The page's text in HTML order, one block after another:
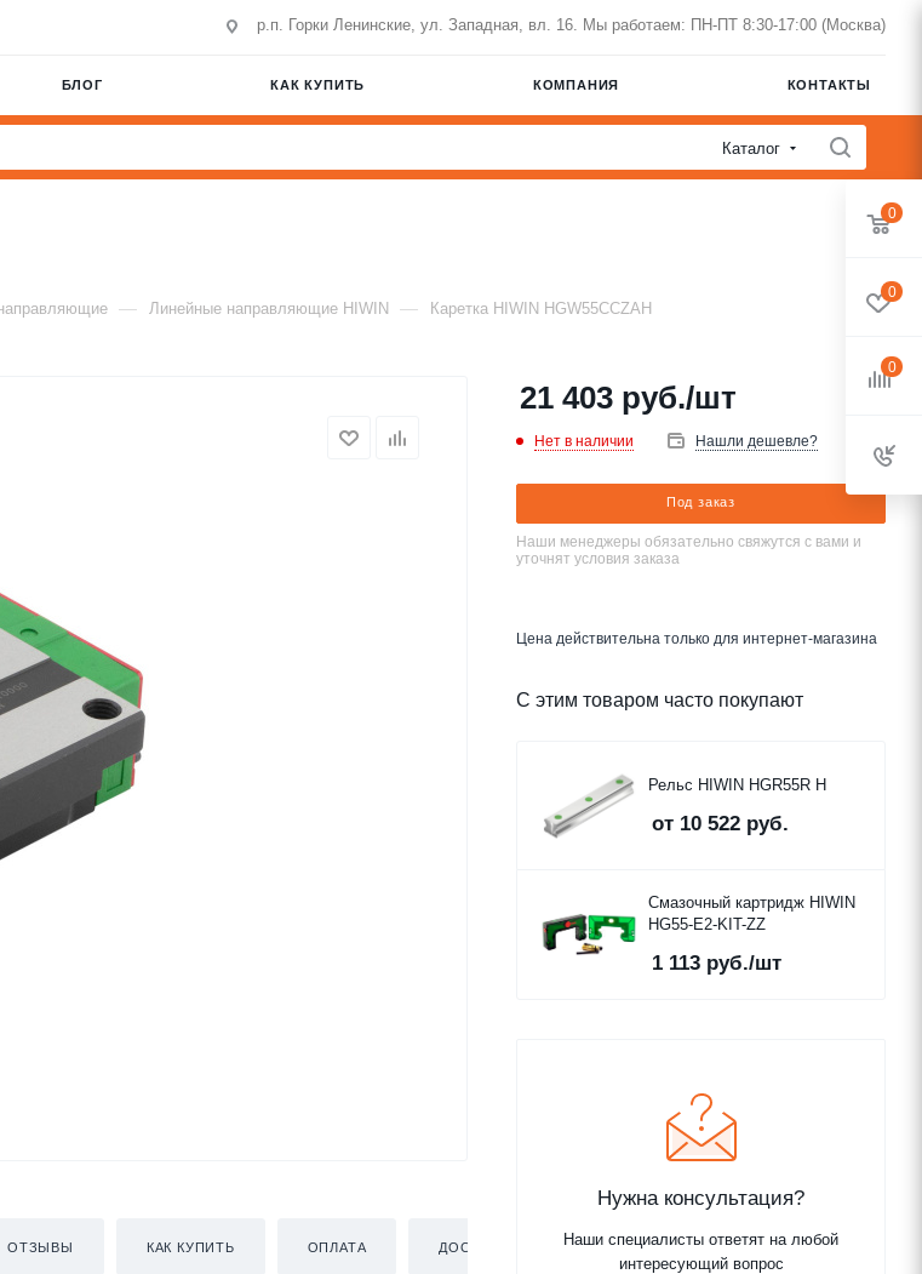
р.п. Горки Ленинские, ул. Западная, вл. 16. Мы работаем: ПН-ПТ 8:30-17:00 (Москва)
БЛОГ КАК КУПИТЬ КОМПАНИЯ КОНТАКТЫ
Каталог
— Линейные направляющие HIWIN — Каретка HIWIN HGW55CCZAH
ОТЗЫВЫ КАК КУПИТЬ ОПЛАТА ДОСТАВКА
21 403 руб./шт
Нет в наличии Нашли дешевле?
Под заказ
Наши менеджеры обязательно свяжутся с вами и
уточнят условия заказа
Цена действительна только для интернет-магазина
С этим товаром часто покупают
Рельс HIWIN HGR55R H
от 10 522 руб.
Смазочный картридж HIWIN
HG55-E2-KIT-ZZ
1 113 руб./шт
Нужна консультация?
Наши специалисты ответят на любой
интересующий вопрос
0
0
0